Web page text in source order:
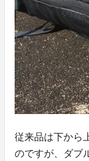
従来品は下から
のですが、ダブ